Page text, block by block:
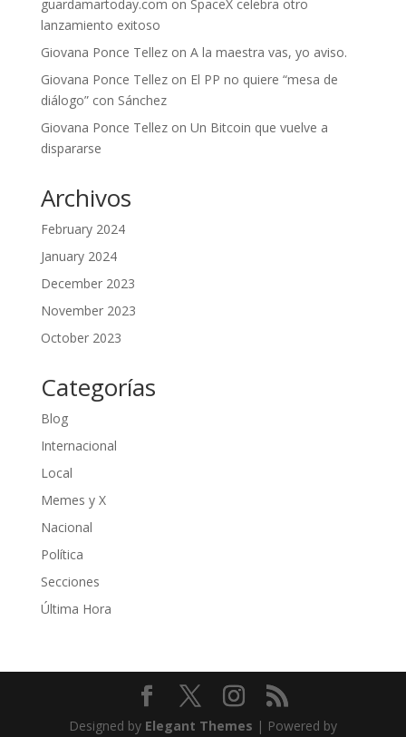
guardamartoday.com on SpaceX celebra otro
lanzamiento exitoso
Giovana Ponce Tellezon A la maestra vas, yo aviso.
Giovana Ponce Tellezon El PP no quiere “mesa de
diálogo” con Sánchez
Giovana Ponce Tellezon Un Bitcoin que vuelve a
dispararse
Archivos
February 2024
January 2024
December 2023
November 2023
October 2023
Categorías
Blog
Internacional
Local
Memes y X
Nacional
Política
Secciones
Última Hora
Designed by Elegant Themes | Powered by